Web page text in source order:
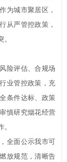
为城市聚居区，
从严管控政策，
评估、合规场
业管控政策，充
条件达标、政策
慎研究烟花经营
全面公示我市可
放规范，清晰告